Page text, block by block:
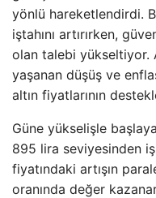
yönlü hareketlendirdi.
iştahını artırırken,
olan talebi yükseltiyor.
yaşanan düşüş ve
altın fiyatlarının
Güne yükselişle
895 lira seviyesinden
fiyatındaki artışın
oranında değer